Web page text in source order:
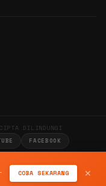
COBA SEKARANG ✕
DILINDUNGI
FACEBOOK